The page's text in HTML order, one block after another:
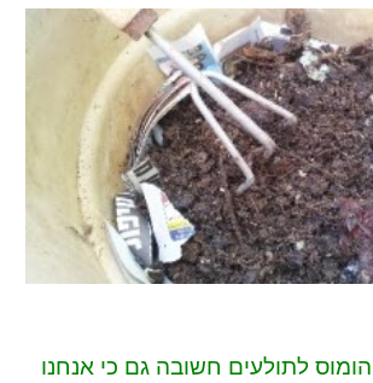
לתולעים חשובה גם כי אנחנו